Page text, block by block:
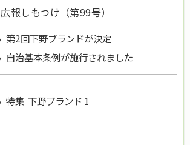
広報しもつけ（第99号）
第2回下野ブランドが決定
自治基本条例が施行されました
特集 下野ブランド 1